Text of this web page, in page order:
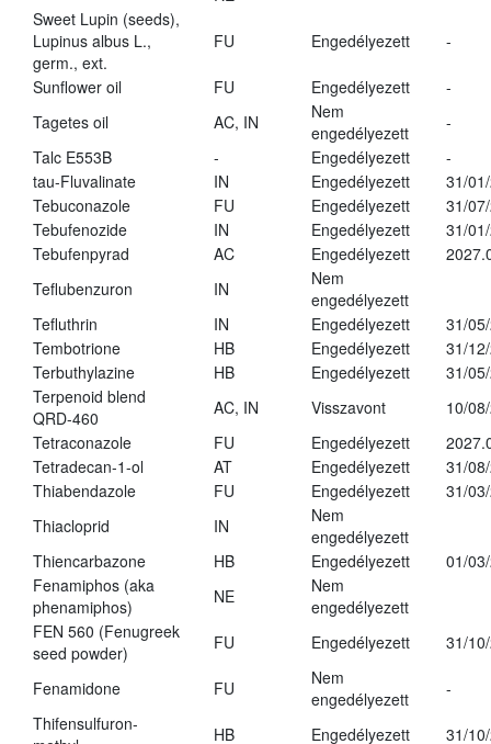
Sweet Lupin (seeds),
Lupinus albus L.,
germ., ext.
FU Engedélyezett -
Sunflower oil FU Engedélyezett
-
Tagetes oil
AC, IN
Nem
engedélyezett
-
Talc E553B
- Engedélyezett
-
tau-Fluvalinate
IN Engedélyezett
31/
Tebuconazole
FU Engedélyezett
31/
Tebufenozide
IN Engedélyezett
31/
Tebufenpyrad
AC Engedélyezett
Teflubenzuron
IN
Nem
engedélyezett
Tefluthrin
IN Engedélyezett
31/
Tembotrione
HB Engedélyezett
31/
Terbuthylazine
HB Engedélyezett
31/
Terpenoid blend
QRD-460
AC, IN Visszavont
10/
Tetraconazole
FU Engedélyezett
Tetradecan-1-ol
AT Engedélyezett
31/
Thiabendazole
FU Engedélyezett
31/
Thiacloprid
IN
Nem
engedélyezett
Thiencarbazone
HB Engedélyezett
01/
Fenamiphos (aka
phenamiphos)
NE
Nem
engedélyezett
FEN 560 (Fenugreek
seed powder)
FU Engedélyezett 31/
Fenamidone FU
Nem
engedélyezett
-
Thifensulfuron-
HB Engedélyezett 31/